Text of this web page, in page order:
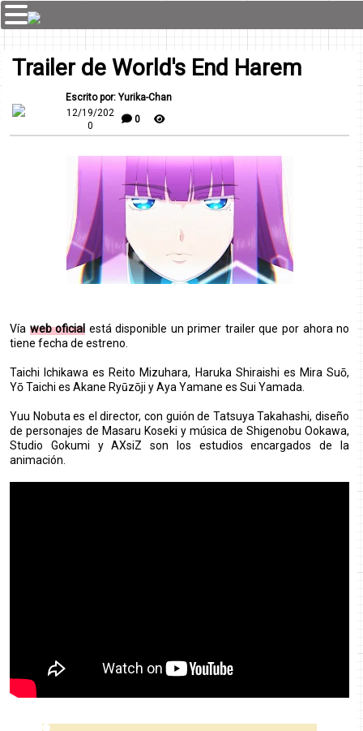
Trailer de World's End Harem
Escrito por: Yurika-Chan
12/19/202
0
0
Vía web oficial está disponible un primer trailer que por ahora no
tiene fecha de estreno.
Taichi Ichikawa es Reito Mizuhara, Haruka Shiraishi es Mira Suō,
Yō Taichi es Akane Ryūzōji y Aya Yamane es Sui Yamada.
Yuu Nobuta es el director, con guión de Tatsuya Takahashi, diseño
de personajes de Masaru Koseki y música de Shigenobu Ookawa,
Studio Gokumi y AXsiZ son los estudios encargados de la
animación.